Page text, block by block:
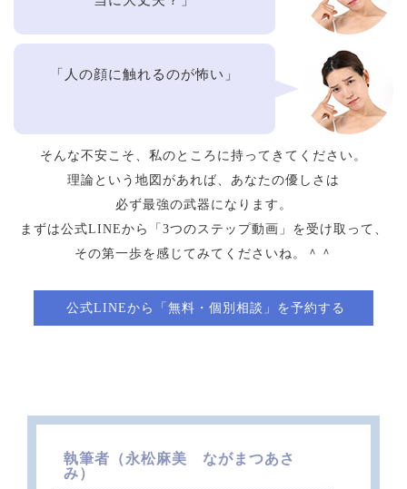
「人の顔に触れるのが怖い」
そんな不安こそ、私のところに持ってきてください。
理論という地図があれば、あなたの優しさは
必ず最強の武器になります。
まずは公式LINEから「3つのステップ動画」を受け取って、
その第一歩を感じてみてくださいね。＾＾
公式LINEから「無料・個別相談」を予約する
執筆者（永松麻美 ながまつあさ
み）